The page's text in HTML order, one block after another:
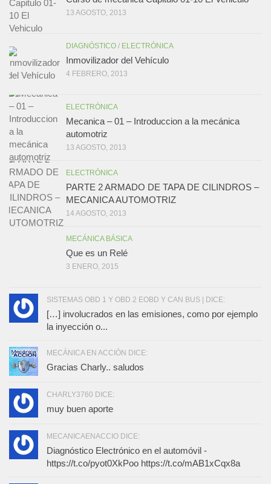
13 AGOSTO, 2013
DIAGNÓSTICO / ELECTRÓNICA
Inmovilizador del Vehículo
4 FEBRERO, 2013
ELECTRÓNICA
Mecanica – 01 – Introduccion a la mecánica
automotriz
13 AGOSTO, 2013
ELECTRÓNICA
PARTE 2 ARMADO DE TAPA DE CILINDROS –
MECANICA AUTOMOTRIZ
14 AGOSTO, 2013
MECÁNICA BÁSICA
Que es un Relé
3 ENERO, 2015
SISTEMAS OBD 1 Y OBD 2 EOBD Y CAN BUS | DICE:
[…] involucrados en las emisiones, como por ejemplo
la inyección o...
MECÁNICA EN ACCIÓN DICE:
Gracias Charly.. saludos
CHARLY3760 DICE:
muy buen aporte
MECANICAENACCIO DICE:
Diagnóstico Electrónico en el automóvil -
https://t.co/pyot0XkPoo https://t.co/mAB1xCqx8a